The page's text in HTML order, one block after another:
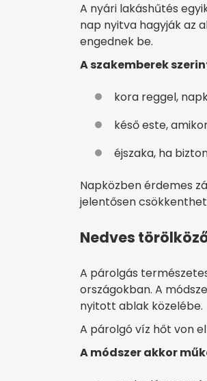
A nyári lakáshűtés
nap nyitva hagyják az
engednek be.
A szakemberek
kora reggel,
késő este,
éjszaka, ha
Napközben érdemes
jelentősen
Nedves
A párolgás
országokban. A
nyitott ablak közelébe.
A párolgó víz hőt von
A módszer akkor